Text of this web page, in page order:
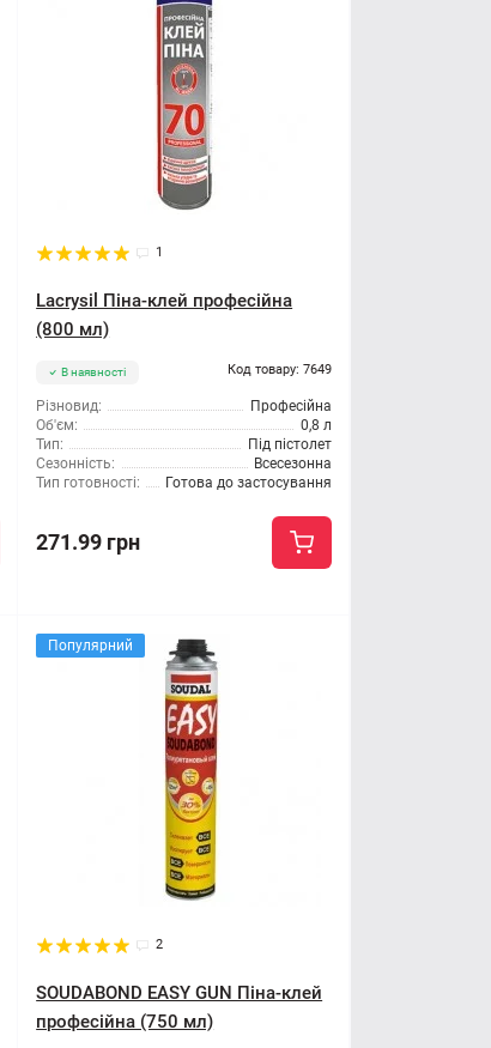
1
Lacrysil Піна-клей професійна
(800 мл)
В наявності Код товару: 7649
Різновид:
Професійна
Об'єм:
0,8 л
Тип:
Під пістолет
Сезонність:
Всесезонна
Тип готовності:
Готова до застосування
271.99 грн
Популярний
2
SOUDABOND EASY GUN Піна-клей
професійна (750 мл)